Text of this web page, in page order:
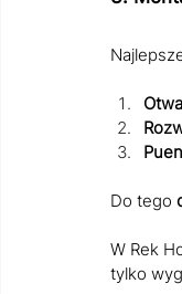
Do tego
W Rek
tylko